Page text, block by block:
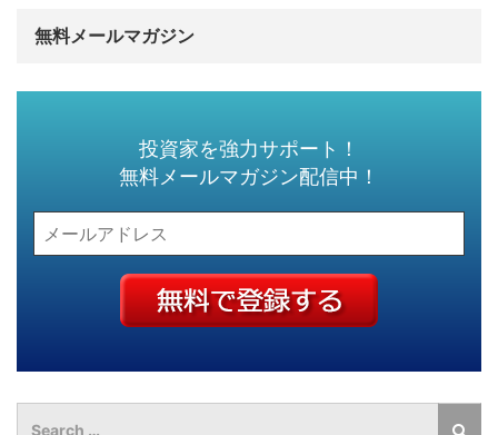
無料メールマガジン
投資家を強力サポート！
無料メールマガジン配信中！